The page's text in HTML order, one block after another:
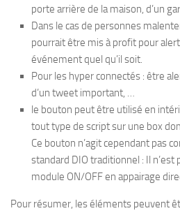
porte arrière de la maison, d’un
Dans le cas de personnes
pourrait être mis à profit pour
événement quel qu’il soit.
Pour les hyper connectés : être
d’un tweet important, …
le bouton peut être utilisé en
tout type de script sur une box
Ce bouton n’agit cependant pas
standard DIO traditionnel : Il
module ON/OFF en appairage
Pour résumer, les éléments peuvent